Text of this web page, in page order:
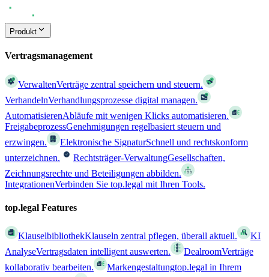
Produkt
Vertragsmanagement
VerwaltenVerträge zentral speichern und steuern.
VerhandelnVerhandlungsprozesse digital managen.
AutomatisierenAbläufe mit wenigen Klicks automatisieren.
FreigabeprozessGenehmigungen regelbasiert steuern und
erzwingen.
Elektronische SignaturSchnell und rechtskonform
unterzeichnen.
Rechtsträger-VerwaltungGesellschaften,
Zeichnungsrechte und Beteiligungen abbilden.
IntegrationenVerbinden Sie top.legal mit Ihren Tools.
top.legal Features
KlauselbibliothekKlauseln zentral pflegen, überall aktuell.
KI
AnalyseVertragsdaten intelligent auswerten. DealroomVerträge
kollaborativ bearbeiten.
Markengestaltungtop.legal in Ihrem